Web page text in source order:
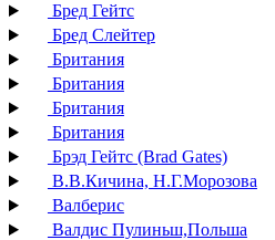
Бред Гейтс
Бред Слейтер
Британия
Британия
Британия
Британия
Брэд Гейтс (Brad Gates)
В.В.Кичина, Н.Г.Морозова
Валберис
Валдис Пулиньш,Польша